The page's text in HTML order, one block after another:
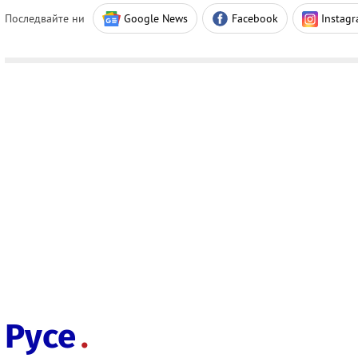
Последвайте ни Google News Facebook
Русе